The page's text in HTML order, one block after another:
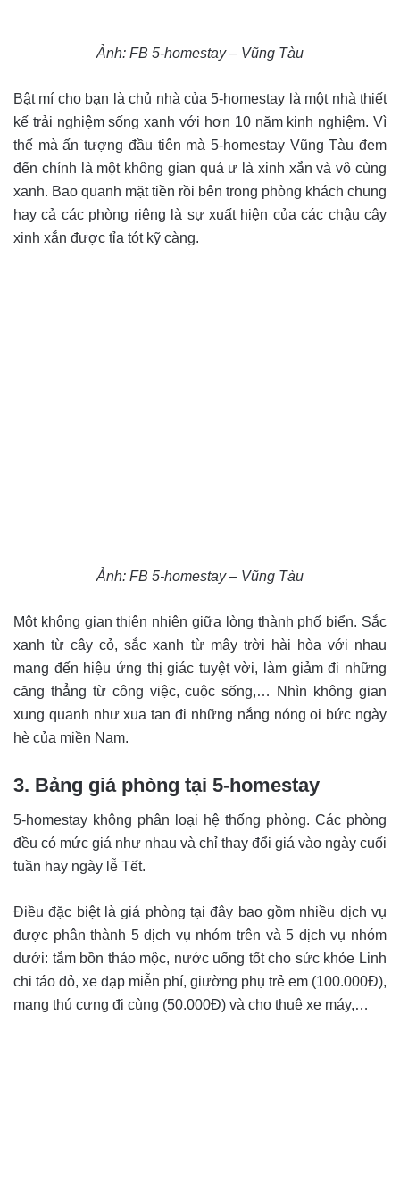
Ảnh: FB 5-homestay – Vũng Tàu
Bật mí cho bạn là chủ nhà của 5-homestay là một nhà thiết
kế trải nghiệm sống xanh với hơn 10 năm kinh nghiệm. Vì
thế mà ấn tượng đầu tiên mà 5-homestay Vũng Tàu đem
đến chính là một không gian quá ư là xinh xắn và vô cùng
xanh. Bao quanh mặt tiền rồi bên trong phòng khách chung
hay cả các phòng riêng là sự xuất hiện của các chậu cây
xinh xắn được tỉa tót kỹ càng.
Ảnh: FB 5-homestay – Vũng Tàu
Một không gian thiên nhiên giữa lòng thành phố biển. Sắc
xanh từ cây cỏ, sắc xanh từ mây trời hài hòa với nhau
mang đến hiệu ứng thị giác tuyệt vời, làm giảm đi những
căng thẳng từ công việc, cuộc sống,… Nhìn không gian
xung quanh như xua tan đi những nắng nóng oi bức ngày
hè của miền Nam.
3. Bảng giá phòng tại 5-homestay
5-homestay không phân loại hệ thống phòng. Các phòng
đều có mức giá như nhau và chỉ thay đổi giá vào ngày cuối
tuần hay ngày lễ Tết.
Điều đặc biệt là giá phòng tại đây bao gồm nhiều dịch vụ
được phân thành 5 dịch vụ nhóm trên và 5 dịch vụ nhóm
dưới: tắm bồn thảo mộc, nước uống tốt cho sức khỏe Linh
chi táo đỏ, xe đạp miễn phí, giường phụ trẻ em (100.000Đ),
mang thú cưng đi cùng (50.000Đ) và cho thuê xe máy,…